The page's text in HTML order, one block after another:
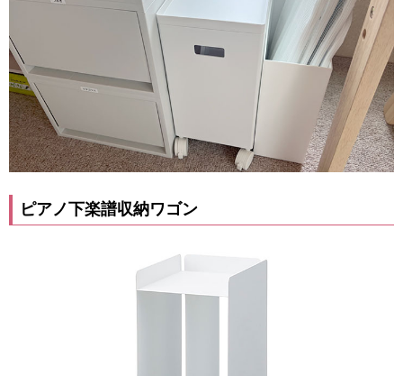
ピアノ下楽譜収納ワゴン